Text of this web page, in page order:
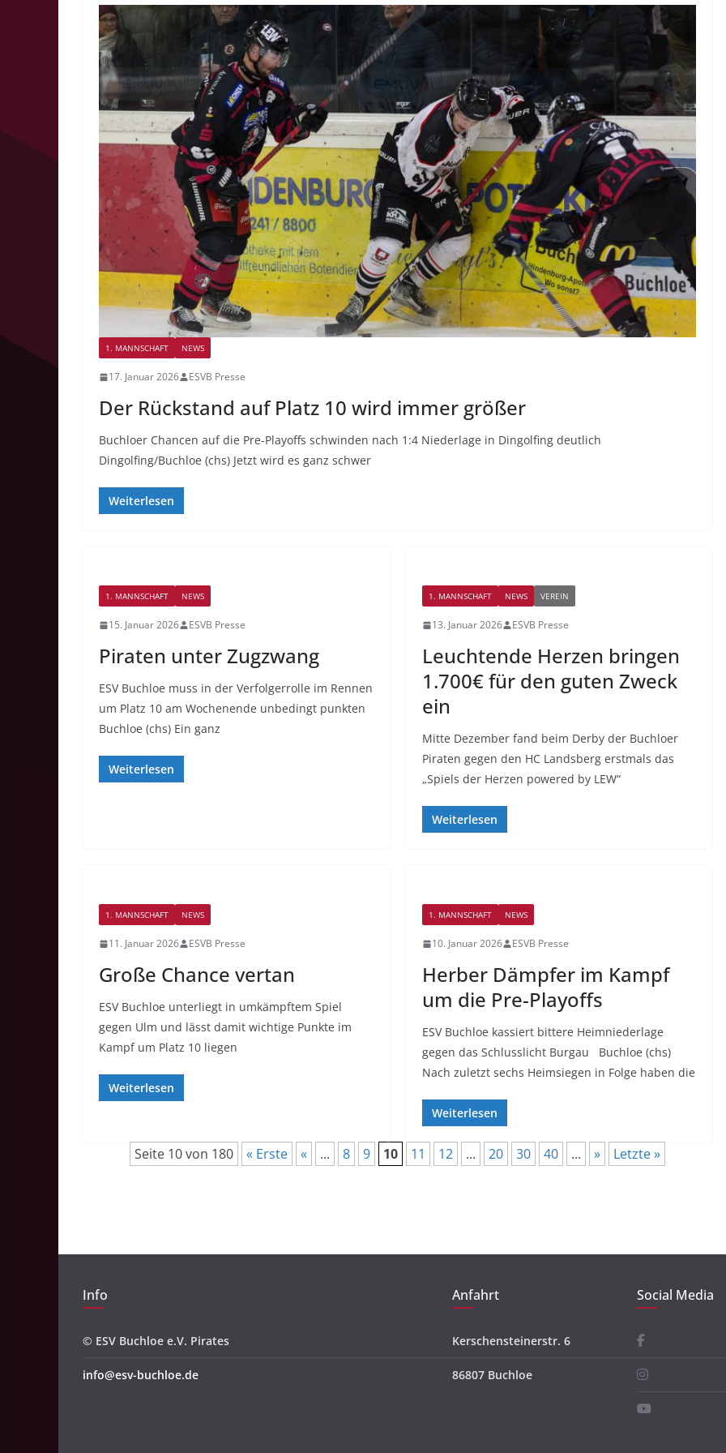
1. MANNSCHAFT NEWS
17. Januar 2026 ESVB Presse
Der Rückstand auf Platz 10 wird immer größer
Buchloer Chancen auf die Pre-Playoffs schwinden nach 1:4 Niederlage in Dingolfing deutlich
Dingolfing/Buchloe (chs) Jetzt wird es ganz schwer
Weiterlesen
1. MANNSCHAFT NEWS
15. Januar 2026 ESVB Presse
Piraten unter Zugzwang
ESV Buchloe muss in der Verfolgerrolle im Rennen
um Platz 10 am Wochenende unbedingt punkten
Buchloe (chs) Ein ganz
Weiterlesen
1. MANNSCHAFT NEWS VEREIN
13. Januar 2026 ESVB Presse
Leuchtende Herzen bringen
1.700€ für den guten Zweck
ein
Mitte Dezember fand beim Derby der Buchloer
Piraten gegen den HC Landsberg erstmals das
„Spiels der Herzen powered by LEW“
Weiterlesen
1. MANNSCHAFT NEWS
11. Januar 2026 ESVB Presse
Große Chance vertan
ESV Buchloe unterliegt in umkämpftem Spiel
gegen Ulm und lässt damit wichtige Punkte im
Kampf um Platz 10 liegen
Weiterlesen
1. MANNSCHAFT NEWS
10. Januar 2026 ESVB Presse
Herber Dämpfer im Kampf
um die Pre-Playoffs
ESV Buchloe kassiert bittere Heimniederlage
gegen das Schlusslicht Burgau Buchloe (chs)
Nach zuletzt sechs Heimsiegen in Folge haben die
Weiterlesen
Seite 10 von 180 « Erste « ... 8 9 10 11 12 ... 20 30 40 ... » Letzte »
Info
© ESV Buchloe e.V. Pirates
info@esv-buchloe.de
Anfahrt
Kerschensteinerstr. 6
86807 Buchloe
Social Media